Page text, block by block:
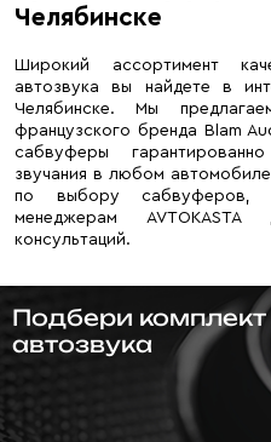
Челябинске
Широкий ассортимент
автозвука вы найдете в
Челябинске. Мы
французского бренда Blam
сабвуферы
звучания в любом
по выбору сабвуферов,
менеджерам
консультаций.
Подбери комплект
автозвука